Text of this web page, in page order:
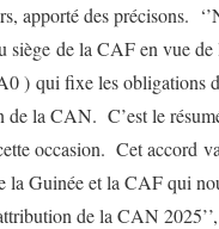
apporté des précisons.
siège de la CAF en vue de
) qui fixe les obligations
de la CAN. C’est le
occasion. Cet accord
la Guinée et la CAF qui
de la CAN